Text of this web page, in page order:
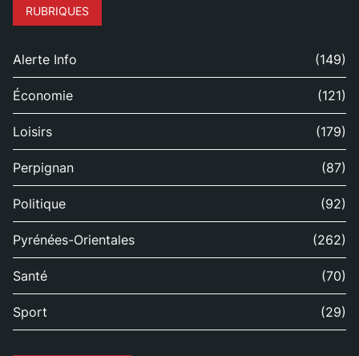
RUBRIQUES
Alerte Info (149)
Économie (121)
Loisirs (179)
Perpignan (87)
Politique (92)
Pyrénées-Orientales (262)
Santé (70)
Sport (29)